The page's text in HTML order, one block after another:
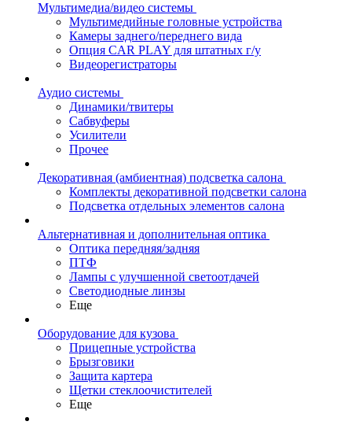
Мультимедиа/видео системы
Мультимедийные головные устройства
Камеры заднего/переднего вида
Опция CAR PLAY для штатных г/у
Видеорегистраторы
Аудио системы
Динамики/твитеры
Сабвуферы
Усилители
Прочее
Декоративная (амбиентная) подсветка салона
Комплекты декоративной подсветки салона
Подсветка отдельных элементов салона
Альтернативная и дополнительная оптика
Оптика передняя/задняя
ПТФ
Лампы с улучшенной светоотдачей
Светодиодные линзы
Еще
Оборудование для кузова
Прицепные устройства
Брызговики
Защита картера
Щетки стеклоочистителей
Еще